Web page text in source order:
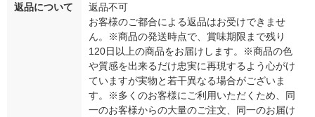
返品について
返品不可
お客様のご都合による返品はお受けできませ
ん。※商品の発送時点で、賞味期限まで残り
120日以上の商品をお届けします。※商品の色
や質感を出来るだけ忠実に再現するよう心がけ
ていますが実物と若干異なる場合がございま
す。※多くのお客様にご利用いただくため、同
一のお客様からの大量のご注文、同一のお届け